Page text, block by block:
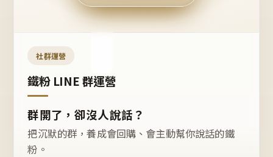
開團
嗎？
社群運營
鐵粉 LINE 群運營
群開了，卻沒人說話？
把沉默的群，養成會回購、會主動幫你說話的鐵
粉。